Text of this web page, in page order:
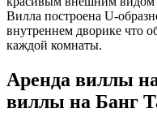
Вилла построена U-
внутреннем дворике что
каждой комнаты.
Аренда виллы
виллы на Банг